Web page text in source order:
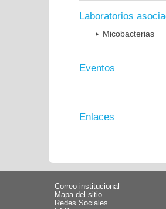
Laboratorios
Micobacterias
Eventos
Enlaces
Correo institucional
Mapa del sitio
Redes Sociales